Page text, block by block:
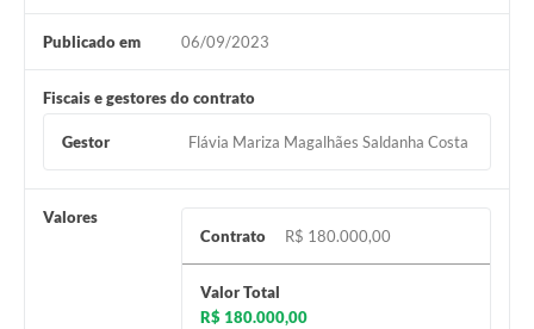
Publicado em 06/09/2023
Fiscais e gestores do contrato
Gestor Flávia Mariza Magalhães Saldanha Costa
Valores
Contrato
R$ 180.000,00
Valor Total
R$ 180.000,00